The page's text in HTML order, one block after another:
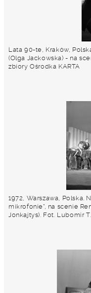
Lata 90-te, Kraków,
(Olga Jackowska) - na
zbiory Ośrodka KARTA
1972, Warszawa, Polska.
mikrofonie", na scenie
Jonkajtys). Fot. Lubomir